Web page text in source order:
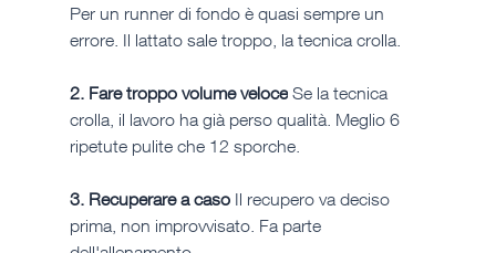
Per un runner di fondo è quasi sempre un
errore. Il lattato sale troppo, la tecnica crolla.
2. Fare troppo volume veloce Se la tecnica
crolla, il lavoro ha già perso qualità. Meglio 6
ripetute pulite che 12 sporche.
3. Recuperare a caso Il recupero va deciso
prima, non improvvisato. Fa parte